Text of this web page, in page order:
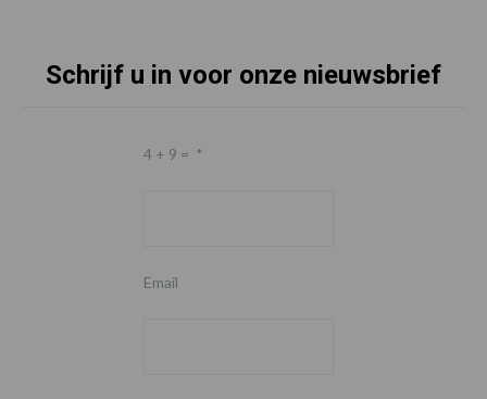
Schrijf u in voor onze nieuwsbrief
4 + 9 = *
Email